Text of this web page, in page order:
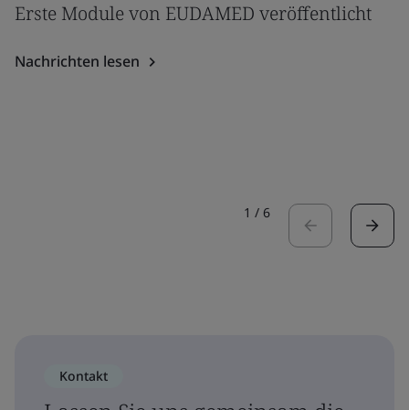
Erste Module von EUDAMED veröffentlicht
Nachrichten lesen
1 / 6
Kontakt